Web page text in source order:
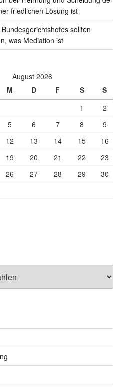
friedlichen Lösung ist
sollten
was Mediation ist
August 2026
M D F S
S
1
2
5 6 7 8
9
12 13 14 15
16
19 20 21 22
23
26 27 28 29
30